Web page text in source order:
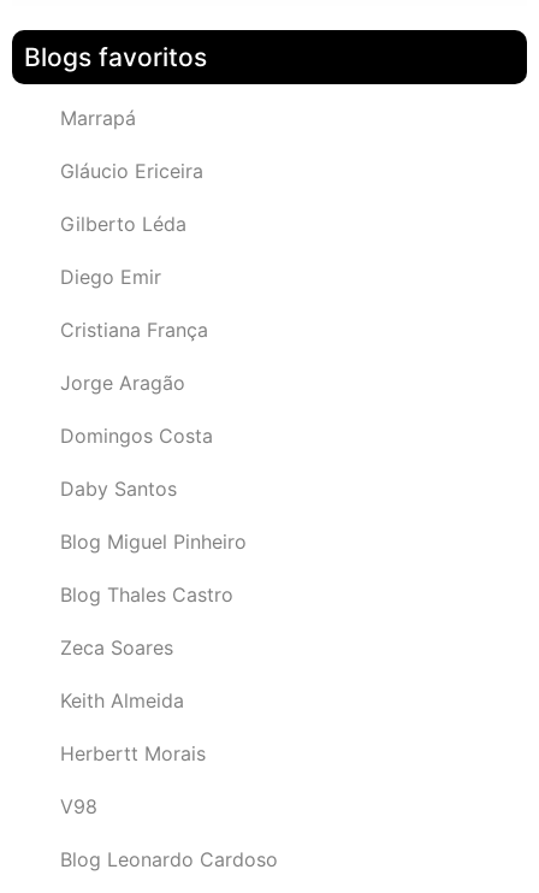
Blogs favoritos
Marrapá
Gláucio Ericeira
Gilberto Léda
Diego Emir
Cristiana França
Jorge Aragão
Domingos Costa
Daby Santos
Blog Miguel Pinheiro
Blog Thales Castro
Zeca Soares
Keith Almeida
Herbertt Morais
V98
Blog Leonardo Cardoso